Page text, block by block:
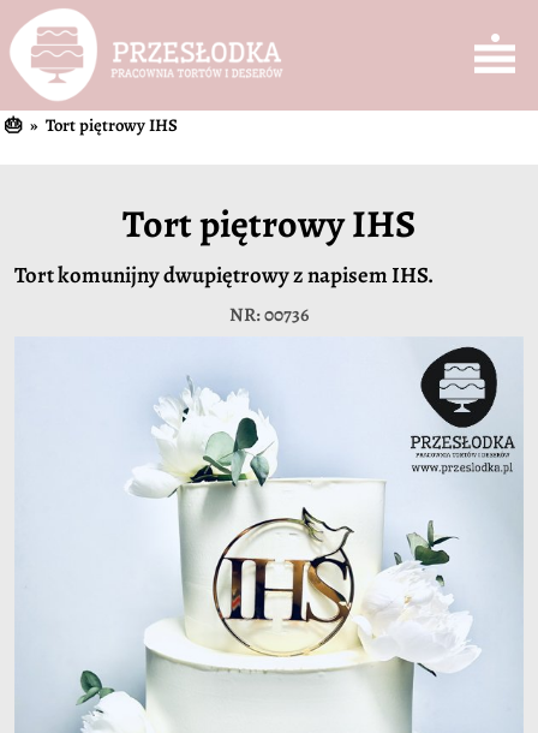
🎂 » Tort piętrowy IHS
Tort piętrowy IHS
Tort komunijny dwupiętrowy z napisem IHS.
NR: 00736